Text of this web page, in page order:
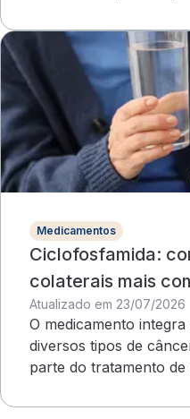
Medicamentos
Ciclofosfamida:
colaterais mais
quimioterapia
Atualizado em 23/07/2026
O medicamento
diversos tipos de
parte do tratamento